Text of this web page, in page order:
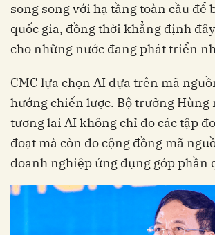
song song với hạ tầng toàn cầu để
quốc gia, đồng thời khẳng định
cho những nước đang phát triển
CMC lựa chọn AI dựa trên mã
hướng chiến lược. Bộ trưởng
tương lai AI không chỉ do các tập
đoạt mà còn do cộng đồng mã
doanh nghiệp ứng dụng góp phần